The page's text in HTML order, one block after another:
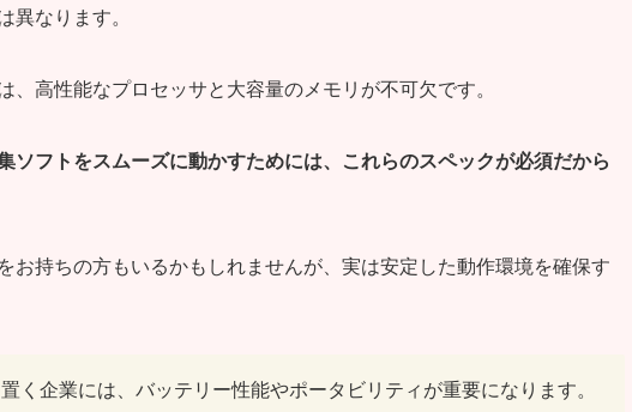
なります。
高性能なプロセッサと大容量のメモリが不可欠です。
ソフトをスムーズに動かすためには、これらのスペックが必須だから
お持ちの方もいるかもしれませんが、実は安定した動作環境を確保す
く企業には、バッテリー性能やポータビリティが重要になります。